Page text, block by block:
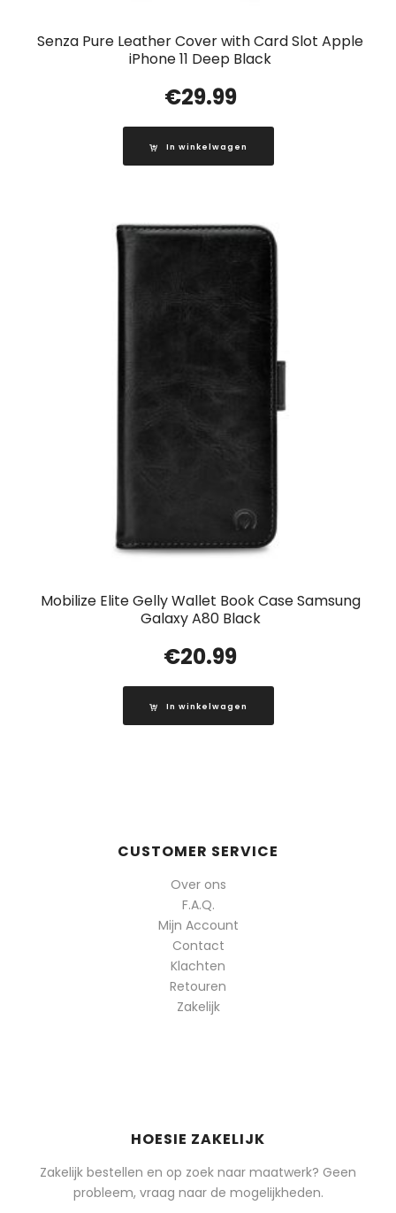
Senza Pure Leather Cover with Card Slot Apple
iPhone 11 Deep Black
€29.99
In winkelwagen
Mobilize Elite Gelly Wallet Book Case Samsung
Galaxy A80 Black
€20.99
In winkelwagen
CUSTOMER SERVICE
Over ons
F.A.Q.
Mijn Account
Contact
Klachten
Retouren
Zakelijk
HOESIE ZAKELIJK
Zakelijk bestellen en op zoek naar maatwerk? Geen
probleem, vraag naar de mogelijkheden.